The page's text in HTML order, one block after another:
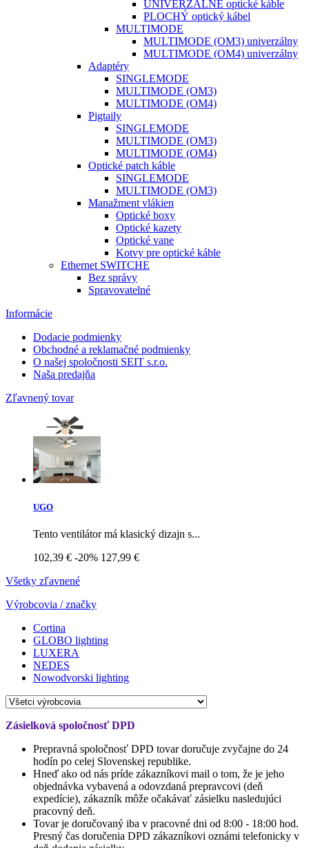
UNIVERZÁLNE optické káble
PLOCHÝ optický kábel
MULTIMODE
MULTIMODE (OM3) univerzálny
MULTIMODE (OM4) univerzálny
Adaptéry
SINGLEMODE
MULTIMODE (OM3)
MULTIMODE (OM4)
Pigtaily
SINGLEMODE
MULTIMODE (OM3)
MULTIMODE (OM4)
Optické patch káble
SINGLEMODE
MULTIMODE (OM3)
Manažment vlákien
Optické boxy
Optické kazety
Optické vane
Kotvy pre optické káble
Ethernet SWITCHE
Bez správy
Spravovatelné
Informácie
Dodacie podmienky
Obchodné a reklamačné podmienky
O našej spoločnosti SEIT s.r.o.
Naša predajňa
Zľavnený tovar
UGO
Tento ventilátor má klasický dizajn s...
102,39 € -20% 127,99 €
Všetky zľavnené
Výrobcovia / značky
Cortina
GLOBO lighting
LUXERA
NEDES
Nowodvorski lighting
Zásielková spoločnosť DPD
Prepravná spoločnosť DPD tovar doručuje zvyčajne do 24
hodín po celej Slovenskej republike.
Hneď ako od nás príde zákazníkovi mail o tom, že je jeho
objednávka vybavená a odovzdaná prepravcovi (deň
expedície), zákazník môže očakávať zásielku nasledujúci
pracovný deň.
Tovar je doručovaný iba v pracovné dni od 8:00 - 18:00 hod.
Presný čas doručenia DPD zákazníkovi oznámi telefonicky v